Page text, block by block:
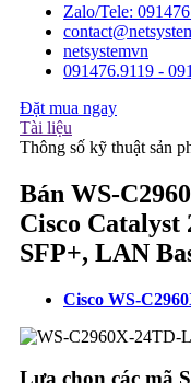
Zalo/Tele:
netsystemvn
091476.9119 -
Đặt mua ngay
Tài liệu
Thông số kỹ thuật sản
Bán WS-
Cisco Catalyst
SFP+, LAN
Cisco WS-